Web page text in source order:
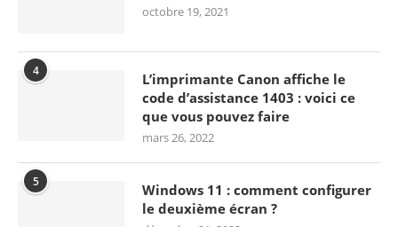
octobre 19, 2021
4
L’imprimante Canon affiche le
code d’assistance 1403 : voici ce
que vous pouvez faire
mars 26, 2022
5
Windows 11 : comment configurer
le deuxième écran ?